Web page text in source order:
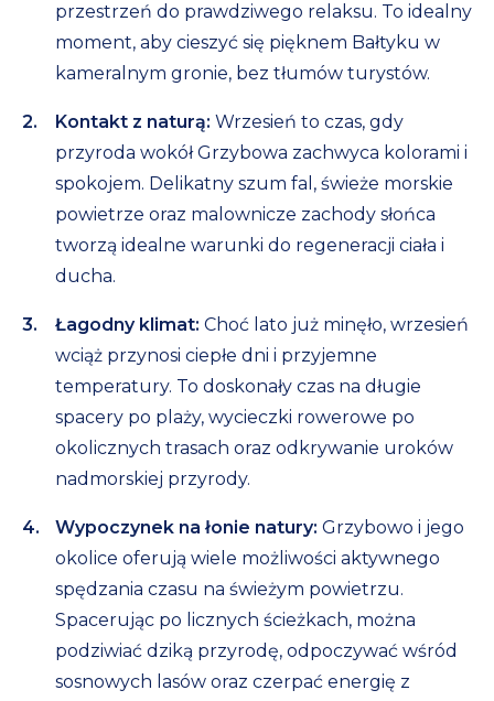
przestrzeń do prawdziwego relaksu. To idealny
moment, aby cieszyć się pięknem Bałtyku w
kameralnym gronie, bez tłumów turystów.
Kontakt z naturą: Wrzesień to czas, gdy
przyroda wokół Grzybowa zachwyca kolorami i
spokojem. Delikatny szum fal, świeże morskie
powietrze oraz malownicze zachody słońca
tworzą idealne warunki do regeneracji ciała i
ducha.
Łagodny klimat: Choć lato już minęło, wrzesień
wciąż przynosi ciepłe dni i przyjemne
temperatury. To doskonały czas na długie
spacery po plaży, wycieczki rowerowe po
okolicznych trasach oraz odkrywanie uroków
nadmorskiej przyrody.
Wypoczynek na łonie natury: Grzybowo i jego
okolice oferują wiele możliwości aktywnego
spędzania czasu na świeżym powietrzu.
Spacerując po licznych ścieżkach, można
podziwiać dziką przyrodę, odpoczywać wśród
sosnowych lasów oraz czerpać energię z